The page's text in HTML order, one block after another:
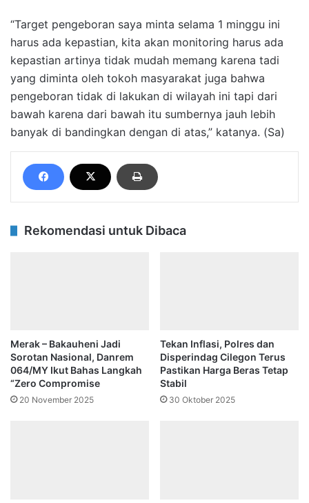
“Target pengeboran saya minta selama 1 minggu ini
harus ada kepastian, kita akan monitoring harus ada
kepastian artinya tidak mudah memang karena tadi
yang diminta oleh tokoh masyarakat juga bahwa
pengeboran tidak di lakukan di wilayah ini tapi dari
bawah karena dari bawah itu sumbernya jauh lebih
banyak di bandingkan dengan di atas,” katanya. (Sa)
Rekomendasi untuk Dibaca
Merak – Bakauheni Jadi
Sorotan Nasional, Danrem
064/MY Ikut Bahas Langkah
“Zero Compromise
20 November 2025
‎Tekan Inflasi, Polres dan
Disperindag Cilegon Terus
Pastikan Harga Beras Tetap
Stabil
30 Oktober 2025